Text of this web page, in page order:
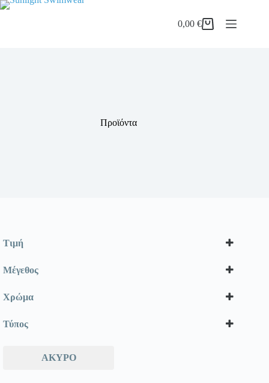
Μετάβαση
Καλάθι
0,00€
Προϊόντα
Τιμή
Μέγεθος
Χρώμα
Τύπος
ΆΚΥΡΟ